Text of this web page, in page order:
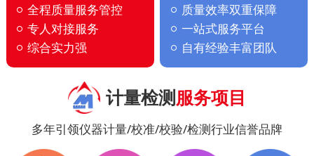
全程质量服务管控
专人对接服务
综合实力强
质量效率双重保障
一站式服务平台
自有经验丰富团队
计量检测服务项目
多年引领仪器计量/校准/校验/检测行业信誉品牌